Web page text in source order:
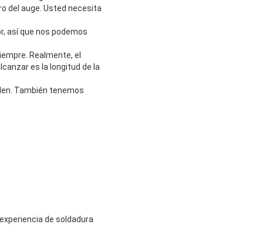
del auge. Usted necesita
así que nos podemos
Realmente, el
es la longitud de la
También tenemos
de soldadura